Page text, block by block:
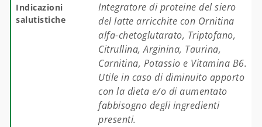
Indicazioni
salutistiche
Integratore di proteine del siero
del latte arricchite con Ornitina
alfa-chetoglutarato, Triptofano,
Citrullina, Arginina, Taurina,
Carnitina, Potassio e Vitamina B6.
Utile in caso di diminuito apporto
con la dieta e/o di aumentato
fabbisogno degli ingredienti
presenti.